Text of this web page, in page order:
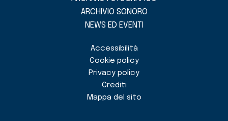
ARCHIVIO SONORO
NEWS ED EVENTI
Accessibilità
Cookie policy
Privacy policy
Crediti
Mappa del sito